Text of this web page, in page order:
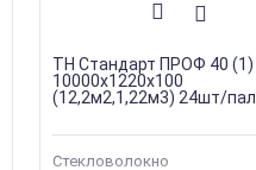
ТН Стандарт ПРОФ 40 (1)
10000х1220х100
(12,2м2,1,22м3) 24шт/пал
Стекловолокно